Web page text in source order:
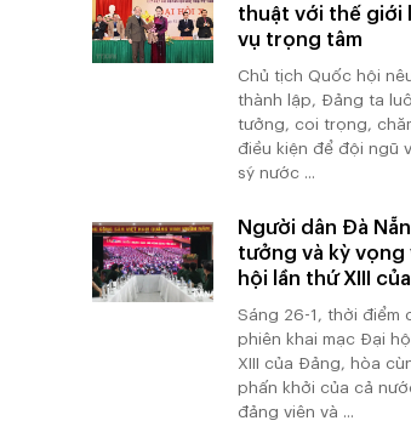
thuật với thế giới
vụ trọng tâm
Chủ tịch Quốc hội
thành lập, Đảng ta
tưởng, coi trọng,
điều kiện để đội ngũ
sỹ nước ...
Người dân Đà
tưởng và kỳ vọng
hội lần thứ XIII
Sáng 26-1, thời điểm
phiên khai mạc Đại
XIII của Đảng, hòa
phấn khởi của cả
đảng viên và ...